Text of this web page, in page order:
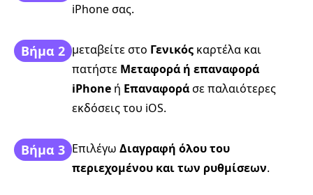
iPhone σας.
Βήμα 2 μεταβείτε στο Γενικός καρτέλα και
πατήστε Μεταφορά ή επαναφορά
iPhone ή Επαναφοράσε παλαιότερες
εκδόσεις του iOS.
Βήμα 3 Επιλέγω Διαγραφή όλου του
περιεχομένου και των ρυθμίσεων.